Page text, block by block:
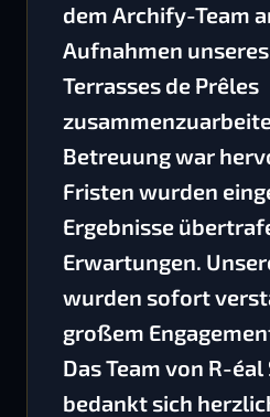
dem Archify-Team
Aufnahmen
Terrasses de Prêles
Betreuung war
Fristen wurden
Ergebnisse
Erwartungen.
wurden sofort
großem
Das Team von R-éal
bedankt sich